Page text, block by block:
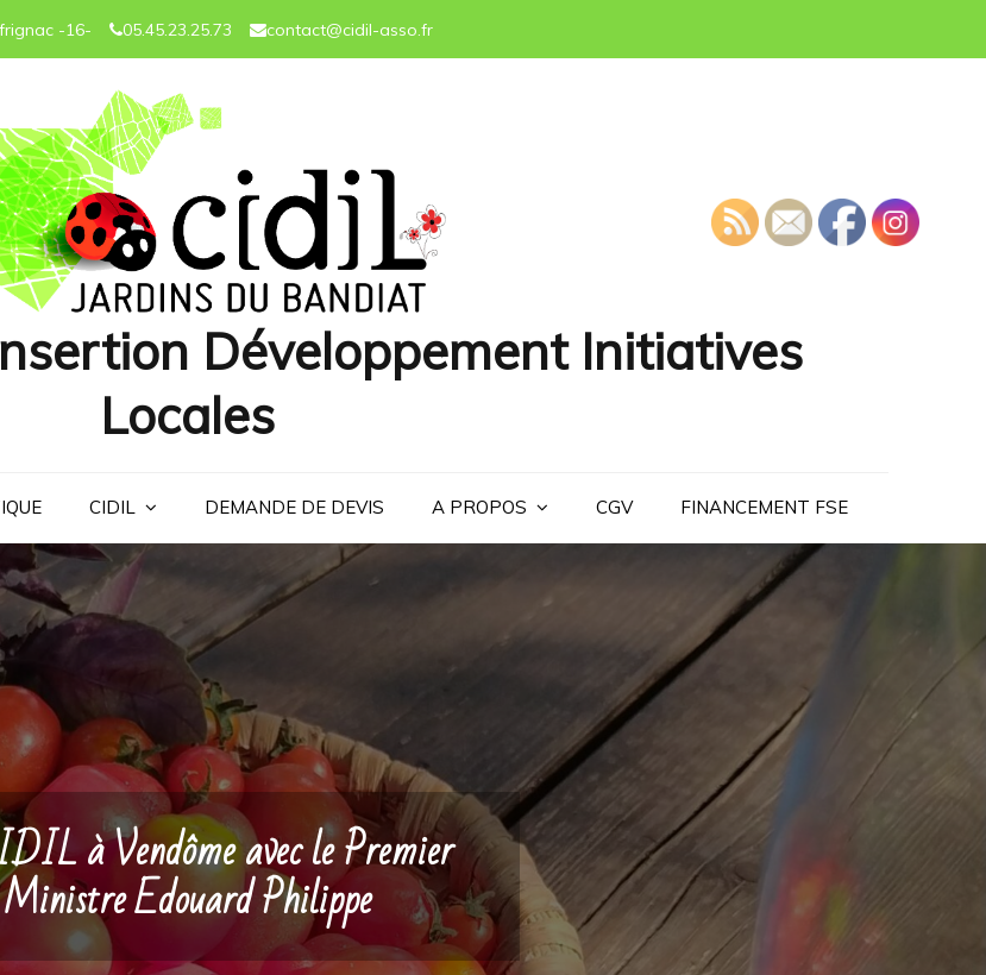
-16- 05.45.23.25.73 contact@cidil-asso.fr
Développement Initiatives
Locales
CIDIL DEMANDE DE DEVIS A PROPOS CGV FINANCEMENT FSE
à Vendôme avec le Premier
Ministre Edouard Philippe